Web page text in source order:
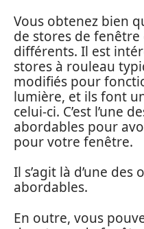
Vous obtenez bien
de stores de
différents. Il est
stores à rouleau
modifiés pour
lumière, et ils font
celui-ci. C’est l’une
abordables pour
pour votre fenêtre.
Il s’agit là d’une
abordables.
En outre, vous